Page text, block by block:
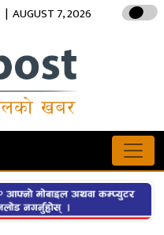
| AUGUST 7, 2026